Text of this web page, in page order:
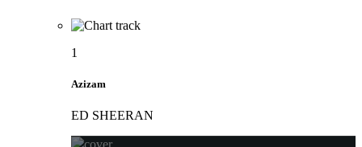
1
Azizam
ED SHEERAN